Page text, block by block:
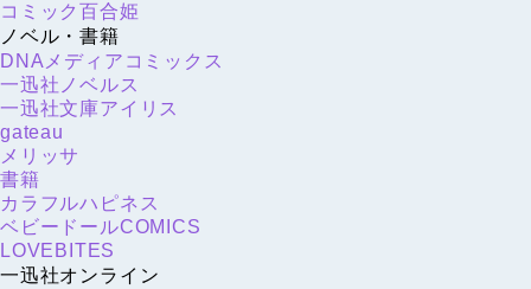
コミック百合姫
ノベル・書籍
DNAメディアコミックス
一迅社ノベルス
一迅社文庫アイリス
gateau
メリッサ
書籍
カラフルハピネス
ベビードールCOMICS
LOVEBITES
一迅社オンライン